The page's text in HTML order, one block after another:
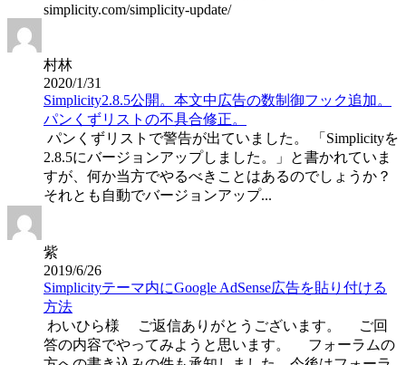
simplicity.com/simplicity-update/
村林
2020/1/31
Simplicity2.8.5公開。本文中広告の数制御フック追加。
パンくずリストの不具合修正。
パンくずリストで警告が出ていました。 「Simplicityを
2.8.5にバージョンアップしました。」と書かれていま
すが、何か当方でやるべきことはあるのでしょうか？
それとも自動でバージョンアップ...
紫
2019/6/26
Simplicityテーマ内にGoogle AdSense広告を貼り付ける
方法
わいひら様 ご返信ありがとうございます。 ご回
答の内容でやってみようと思います。 フォーラムの